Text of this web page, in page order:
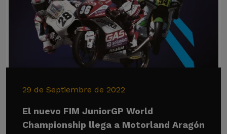
29 de Septiembre de 2022
El nuevo FIM JuniorGP World
Championship llega a Motorland Aragón